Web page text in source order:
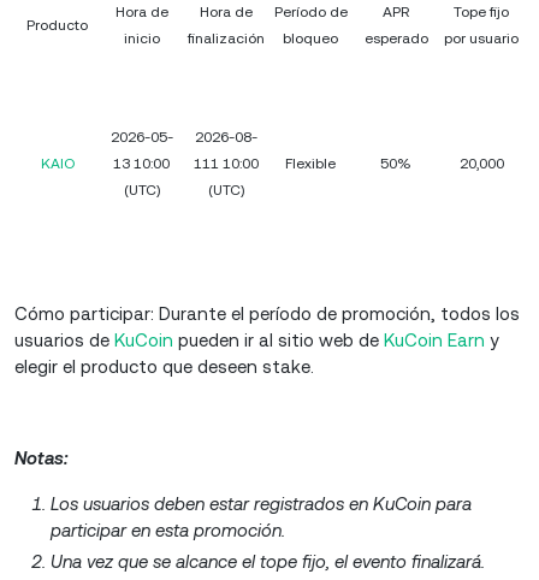
Producto
Hora de
inicio
Hora de
finalización
Período de
bloqueo
APR
esperado
Tope fijo
por usuario
KAIO
2026-05-
13 10:00
(UTC)
2026-08-
111 10:00
(UTC)
Flexible 50% 20,000
Cómo participar: Durante el período de promoción, todos los
usuarios de KuCoin pueden ir al sitio web de KuCoin Earn y
elegir el producto que deseen stake.
Notas:
Los usuarios deben estar registrados en KuCoin para
participar en esta promoción.
Una vez que se alcance el tope fijo, el evento finalizará.